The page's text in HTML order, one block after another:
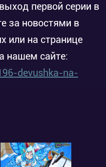
первой серии в
за новостями в
или на странице
нашем сайте:
devushka-na-